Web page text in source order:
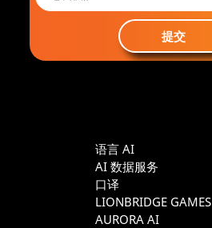
提交
语言 AI
AI 数据服务
口译
LIONBRIDGE GAMES
AURORA AI